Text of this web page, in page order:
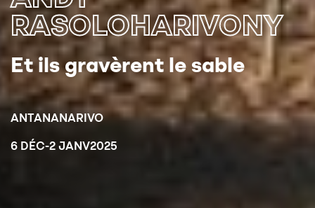
RASOLOHARIVONY
Et ils gravèrent le sable
ANTANANARIVO
6 DÉC-2 JANV2025